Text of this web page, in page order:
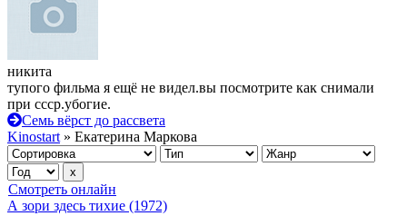
никита
тупого фильма я ещё не видел.вы посмотрите как снимали
при ссср.убогие.
Семь вёрст до рассвета
Kinostart » Екатерина Маркова
Смотреть онлайн
А зори здесь тихие (1972)